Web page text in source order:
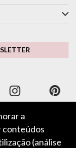
cartões de
a
conteúdos
(análise